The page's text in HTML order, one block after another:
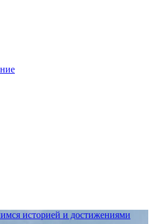
историей и достижениями